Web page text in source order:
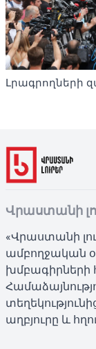
Լրագրողների
Վրաստանի
«Վրաստանի
ամբողջական
խմբագիրների
աղբյուրը և